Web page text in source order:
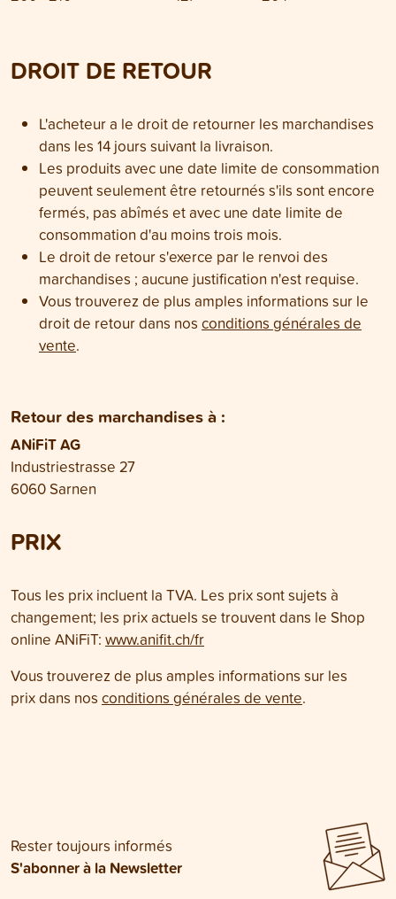
DROIT DE RETOUR
L'acheteur a le droit de retourner les marchandises
dans les 14 jours suivant la livraison.
Les produits avec une date limite de consommation
peuvent seulement être retournés s'ils sont encore
fermés, pas abîmés et avec une date limite de
consommation d'au moins trois mois.
Le droit de retour s'exerce par le renvoi des
marchandises ; aucune justification n'est requise.
Vous trouverez de plus amples informations sur le
droit de retour dans nos conditions générales de
vente.
Retour des marchandises à :
ANiFiT AG
Industriestrasse 27
6060 Sarnen
PRIX
Tous les prix incluent la TVA. Les prix sont sujets à
changement; les prix actuels se trouvent dans le Shop
online ANiFiT: www.anifit.ch/fr
Vous trouverez de plus amples informations sur les
prix dans nos conditions générales de vente.
Rester toujours informés
S'abonner à la Newsletter